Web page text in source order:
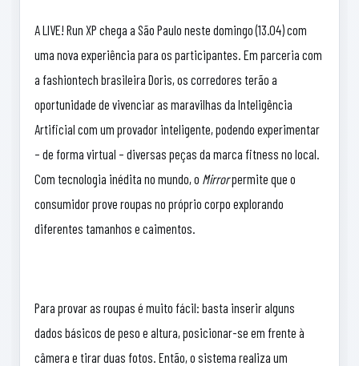
A LIVE! Run XP chega a São Paulo neste domingo (13.04) com
uma nova experiência para os participantes. Em parceria com
a fashiontech brasileira Doris, os corredores terão a
oportunidade de vivenciar as maravilhas da Inteligência
Artificial com um provador inteligente, podendo experimentar
– de forma virtual – diversas peças da marca fitness no local.
Com tecnologia inédita no mundo, o Mirrorpermite que o
consumidor prove roupas no próprio corpo explorando
diferentes tamanhos e caimentos.
Para provar as roupas é muito fácil: basta inserir alguns
dados básicos de peso e altura, posicionar-se em frente à
câmera e tirar duas fotos. Então, o sistema realiza um